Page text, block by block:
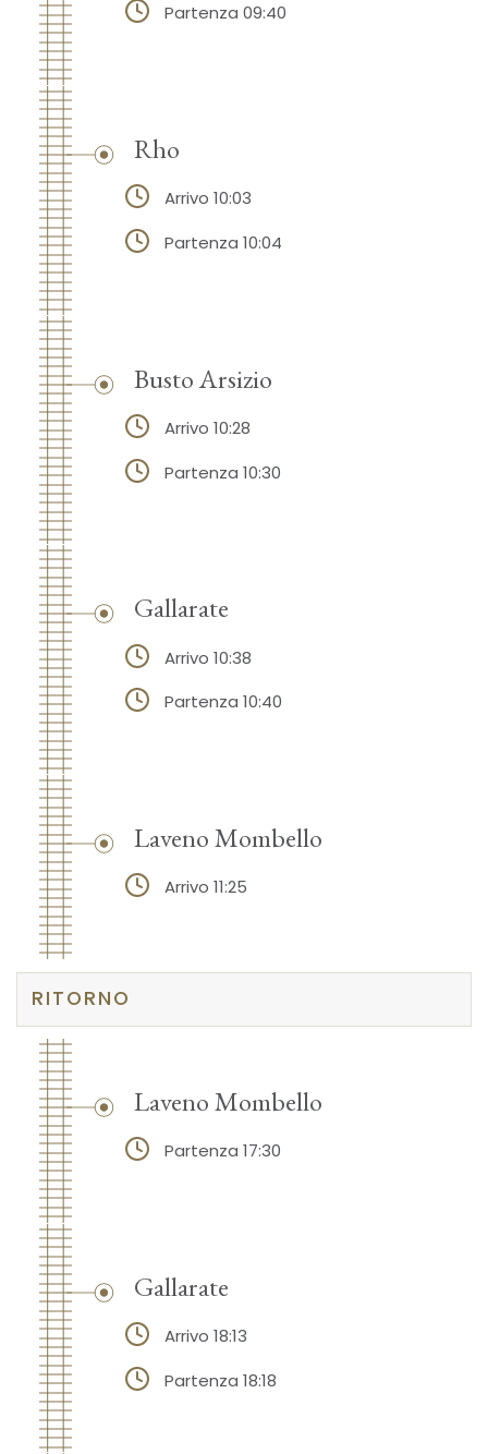
Partenza 09:40
Rho
Arrivo 10:03
Partenza 10:04
Busto Arsizio
Arrivo 10:28
Partenza 10:30
Gallarate
Arrivo 10:38
Partenza 10:40
Laveno Mombello
Arrivo 11:25
RITORNO
Laveno Mombello
Partenza 17:30
Gallarate
Arrivo 18:13
Partenza 18:18